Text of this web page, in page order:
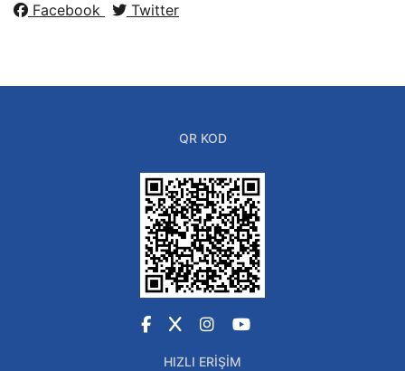
Facebook Twitter
QR KOD
Facebook
X Instagram
YouTube
HIZLI ERIŞIM